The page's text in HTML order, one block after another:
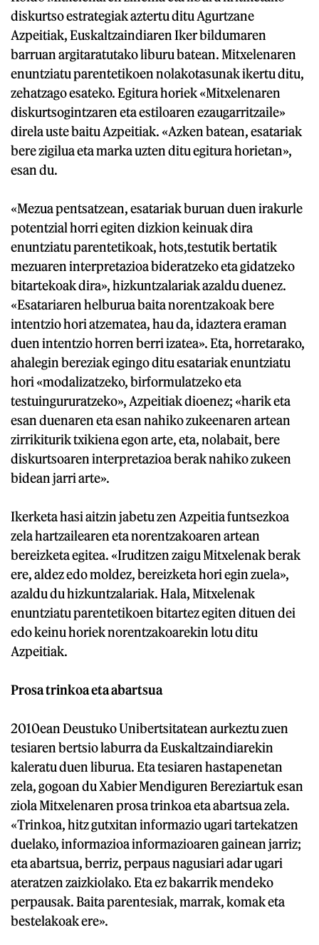
diskurtso estrategiak aztertu ditu Agurtzane
Azpeitiak, Euskaltzaindiaren Iker bildumaren
barruan argitaratutako liburu batean. Mitxelenaren
enuntziatu parentetikoen nolakotasunak ikertu ditu,
zehatzago esateko. Egitura horiek «Mitxelenaren
diskurtsogintzaren eta estiloaren ezaugarritzaile»
direla uste baitu Azpeitiak. «Azken batean, esatariak
bere zigilua eta marka uzten ditu egitura horietan»,
esan du.
«Mezua pentsatzean, esatariak buruan duen irakurle
potentzial horri egiten dizkion keinuak dira
enuntziatu parentetikoak, hots,testutik bertatik
mezuaren interpretazioa bideratzeko eta gidatzeko
bitartekoak dira», hizkuntzalariak azaldu duenez.
«Esatariaren helburua baita norentzakoak bere
intentzio hori atzematea, hau da, idaztera eraman
duen intentzio horren berri izatea». Eta, horretarako,
ahalegin bereziak egingo ditu esatariak enuntziatu
hori «modalizatzeko, birformulatzeko eta
testuingururatzeko», Azpeitiak dioenez; «harik eta
esan duenaren eta esan nahiko zukeenaren artean
zirrikiturik txikiena egon arte, eta, nolabait, bere
diskurtsoaren interpretazioa berak nahiko zukeen
bidean jarri arte».
Ikerketa hasi aitzin jabetu zen Azpeitia funtsezkoa
zela hartzailearen eta norentzakoaren artean
bereizketa egitea. «Iruditzen zaigu Mitxelenak berak
ere, aldez edo moldez, bereizketa hori egin zuela»,
azaldu du hizkuntzalariak. Hala, Mitxelenak
enuntziatu parentetikoen bitartez egiten dituen dei
edo keinu horiek norentzakoarekin lotu ditu
Azpeitiak.
Prosa trinkoa eta abartsua
2010ean Deustuko Unibertsitatean aurkeztu zuen
tesiaren bertsio laburra da Euskaltzaindiarekin
kaleratu duen liburua. Eta tesiaren hastapenetan
zela, gogoan du Xabier Mendiguren Bereziartuk esan
ziola Mitxelenaren prosa trinkoa eta abartsua zela.
«Trinkoa, hitz gutxitan informazio ugari tartekatzen
duelako, informazioa informazioaren gainean jarriz;
eta abartsua, berriz, perpaus nagusiari adar ugari
ateratzen zaizkiolako. Eta ez bakarrik mendeko
perpausak. Baita parentesiak, marrak, komak eta
bestelakoak ere».